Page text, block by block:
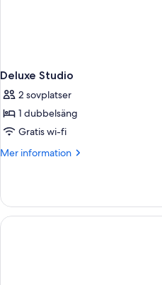
Deluxe Studio
2 sovplatser
1 dubbelsäng
Gratis wi-fi
Mer information
Mer
Studio